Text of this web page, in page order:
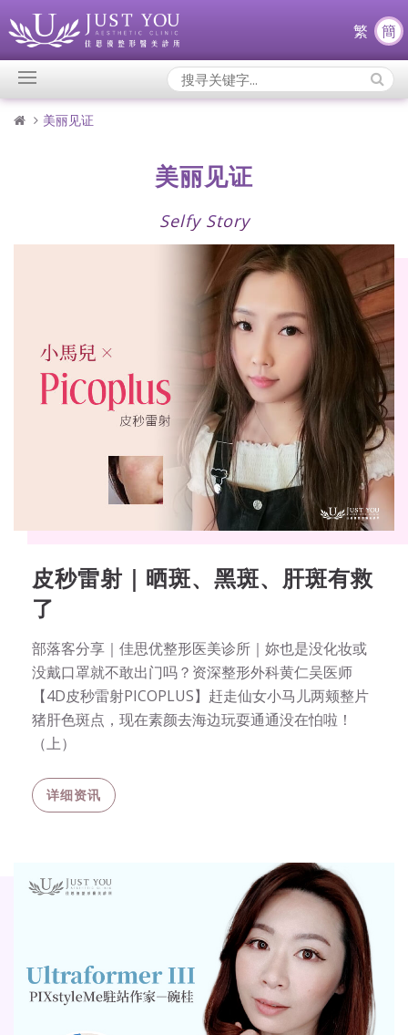
繁 簡
Search
Icons:
美丽见证
美丽见证
Selfy Story
皮秒雷射｜晒斑、黑斑、肝斑有救
了
部落客分享｜佳思优整形医美诊所｜妳也是没化妆或
没戴口罩就不敢出门吗？资深整形外科黄仁吴医师
【4D皮秒雷射PICOPLUS】赶走仙女小马儿两颊整片
猪肝色斑点，现在素颜去海边玩耍通通没在怕啦！
（上）
详细资讯